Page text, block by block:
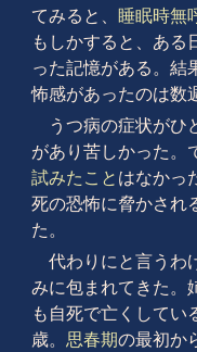
てみると、
睡眠時無
もしかすると、ある
った記憶がある。結
怖感があったのは数
うつ病の症状がひ
があり苦しかった。
試みたこと はなかっ
死の恐怖に脅かされ
た。
代わりにと言うわ
みに包まれてきた。
も自死で亡くしてい
歳。 思春期の最初か